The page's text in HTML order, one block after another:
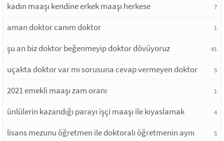
kadın maaşı kendine erkek maaşı herkese 7
aman doktor canım doktor 1
şu an biz doktor beğenmeyip doktor dövüyoruz 41
uçakta doktor var mı sorusuna cevap vermeyen doktor 5
2021 emekli maaşı zam oranı 1
ünlülerin kazandığı parayı işçi maaşı ile kıyaslamak 4
lisans mezunu öğretmen ile doktoralı öğretmenin aynı
5